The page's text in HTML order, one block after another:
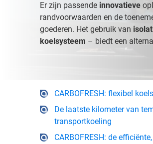
Er zijn passende innovatieve
randvoorwaarden en de
goederen. Het gebruik van
koelsysteem – biedt een
CARBOFRESH: flexibel
De laatste kilometer van
transportkoeling
CARBOFRESH: de